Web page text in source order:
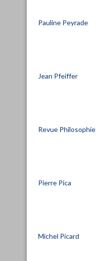
Pauline Peyrade
Jean Pfeiffer
Revue Philosophie
Pierre Pica
Michel Picard